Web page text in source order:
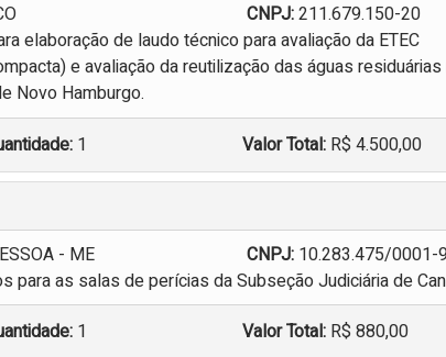
CNPJ:211.679.150-20
elaboração de laudo técnico para avaliação da ETEC
e avaliação da reutilização das águas residuárias
Novo Hamburgo.
1 Valor Total: R$ 4.500,00
- ME CNPJ: 10.283.475/0001-
para as salas de perícias da Subseção Judiciária de
1 Valor Total: R$ 880,00